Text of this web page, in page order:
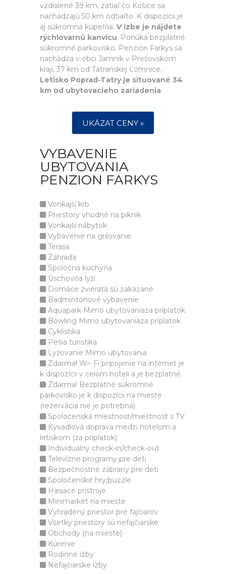
vzdialené 39 km, zatiaľ čo Košice sa
nachádzajú 50 km odtiaľto. K dispozícii je
aj súkromná kúpeľňa. V izbe je nájdete
rýchlovarnú kanvicu. Ponúka bezplatné
súkromné parkovisko. Penzión Farkys sa
nachádza v obci Jamnik v Prešovskom
kraji, 37 km od Tatranskej Lomnice.
Letisko Poprad-Tatry je situované 34
km od ubytovacieho zariadenia.
UKÁZAT CENY »
VYBAVENIE
UBYTOVANIA
PENZION FARKYS
Vonkajší krb
Priestory vhodné na piknik
Vonkajší nábytok
Vybavenie na grilovanie
Terasa
Záhrada
Spoločná kuchyňa
Úschovňa lyží
Domáce zvieratá sú zakázané.
Badmintonové vybavenie
Aquapark Mimo ubytovaniaza príplatok
Bowling Mimo ubytovaniaza príplatok
Cyklistika
Pešia turistika
Lyžovanie Mimo ubytovania
Zdarma! Wi- Fi pripojenie na internet je
k dispozícii v celom hoteli a je bezplatné.
Zdarma! Bezplatné súkromné
parkovisko je k dispozícii na mieste
(rezervácia nie je potrebná).
Spoločenská miestnosť/miestnosť s TV
Kyvadlová doprava medzi hotelom a
letiskom (za príplatok)
Individuálny check-in/check-out
Televízne programy pre deti
Bezpečnostné zábrany pre deti
Spoločenské hry/puzzle
Hasiace prístroje
Minimarket na mieste
Vyhradený priestor pre fajčiarov
Všetky priestory sú nefajčiarske
Obchody (na mieste)
Kúrenie
Rodinné izby
Nefajčiarske izby